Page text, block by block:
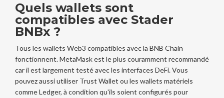
Quels wallets sont
compatibles avec Stader
BNBx ?
Tous les wallets Web3 compatibles avec la BNB Chain
fonctionnent. MetaMask est le plus couramment recommandé
car il est largement testé avec les interfaces DeFi. Vous
pouvez aussi utiliser Trust Wallet ou les wallets matériels
comme Ledger, à condition qu'ils soient configurés pour